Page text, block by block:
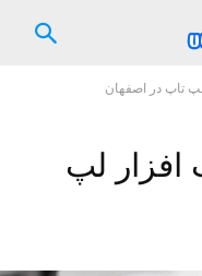
تاپ در اصفهان
لپ‌